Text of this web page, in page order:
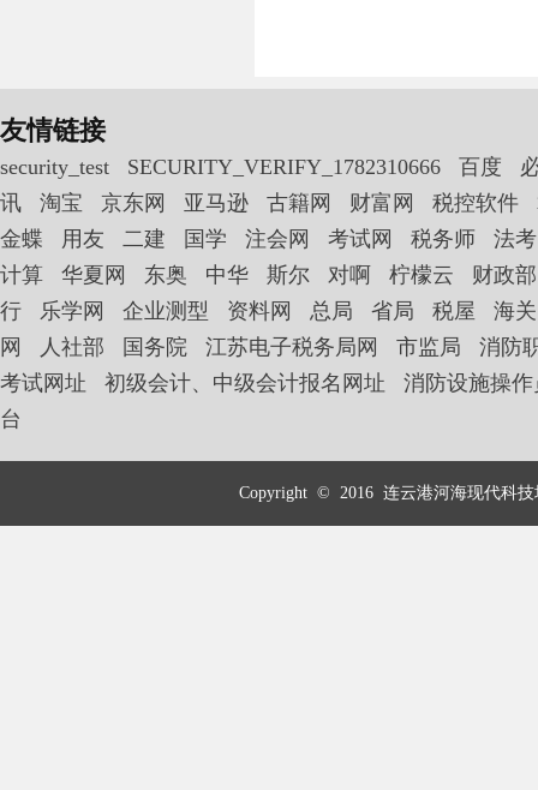
友情链接
security_test SECURITY_VERIFY_1782310666 百度
讯
淘宝 京东网 亚马逊 古籍网 财富网 税控软件
金蝶
用友 二建 国学 注会网 考试网 税务师
法
计算
华夏网 东奥 中华 斯尔 对啊 柠檬云
财政部
行
乐学网 企业测型 资料网 总局 省局 税屋
海关
网
人社部 国务院 江苏电子税务局网 市监局
消防
考试网址
初级会计、中级会计报名网址
消防设施操
台
Copyright © 2016 连云港河海现代科